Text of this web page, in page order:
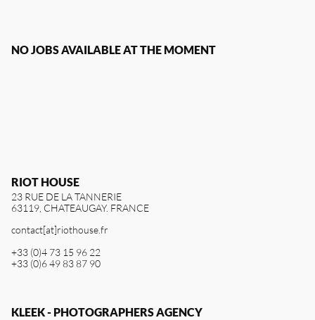
NO JOBS AVAILABLE AT THE MOMENT
RIOT HOUSE
23 RUE DE LA TANNERIE
63119, CHATEAUGAY. FRANCE
contact[at]riothouse.fr
+33 (0)4 73 15 96 22
+33 (0)6 49 83 87 90
KLEEK - PHOTOGRAPHERS AGENCY